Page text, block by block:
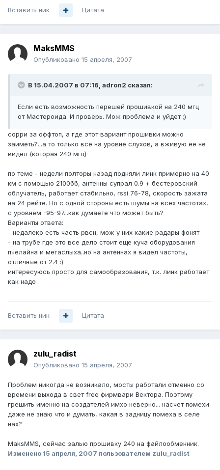
Вставить ник Цитата
MaksMMS
Опубликовано 15 апреля, 2007
В 15.04.2007 в 07:16, adron2 сказал:
Если есть возможность перешей прошивкой на 240 мгц
от Мастероида. И проверь. Мож проблема и уйдет ;)
сорри за оффтоп, а где этот вариант прошивки можно
заиметь?...а то только все на уровне слухов, а вживую ее не
видел (которая 240 мгц)
по теме - недели полторы назад подняли линк примерно на 40
км с помощью 2100бб, антенны супрал 0.9 + бестеровский
облучатель, работает стабильно, rssi 76-78, скорость зажата
на 24 рейте. Но с одной стороны есть шумы на всех частотах,
с уровнем -95-97...как думаете что может быть?
Варианты ответа:
- недалеко есть часть рвсн, мож у них какие радары фонят
- на трубе где это все дело стоит еще куча оборудования
пчелайна и мегаслыха..но на антеннах я видел частоты,
отличные от 2.4 :)
интересуюсь просто для самообразования, т.к. линк работает
как надо
Вставить ник Цитата
zulu_radist
Опубликовано 15 апреля, 2007
Проблем никогда не возникало, мосты работали отменно со
времени выхода в свет free фирмвари Вектора. Поэтому
грешить именно на создателей имхо неверно... насчет помехи
даже не знаю что и думать, какая в задницу помеха в селе
нах?
MaksMMS, сейчас залью прошивку 240 на файлообменник.
Изменено 15 апреля, 2007 пользователем zulu_radist